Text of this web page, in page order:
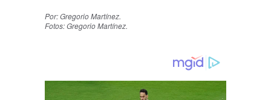
Por: Gregorio Martínez.
Fotos: Gregorio Martínez.